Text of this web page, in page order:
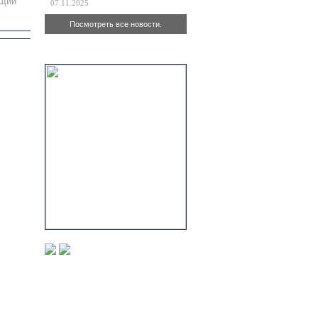
07.11.2025
Посмотреть все новости.